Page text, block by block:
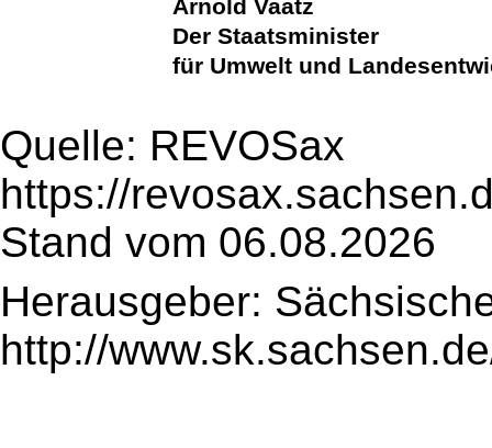
Arnold Vaatz
Der Staatsminister
für Umwelt und
Quelle: REVOSax
https://
Stand vom 06.08.2026
Herausgeber:
http://